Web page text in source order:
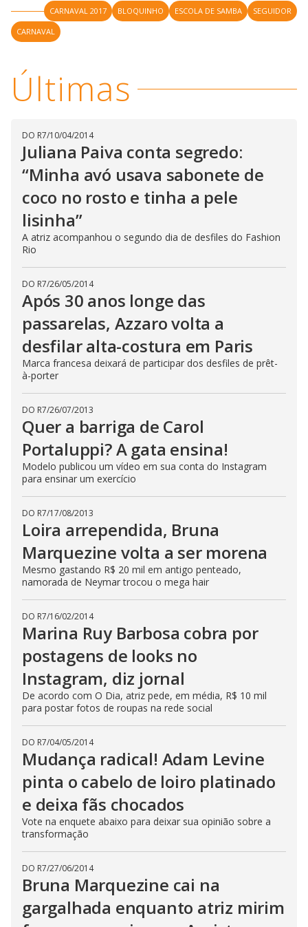
CARNAVAL 2017 BLOQUINHO ESCOLA DE SAMBA
SEGUIDOR
CARNAVAL
Últimas
DO R7/10/04/2014
Juliana Paiva conta segredo:
“Minha avó usava sabonete de
coco no rosto e tinha a pele
lisinha”
A atriz acompanhou o segundo dia de desfiles do Fashion
Rio
DO R7/26/05/2014
Após 30 anos longe das
passarelas, Azzaro volta a
desfilar alta-costura em Paris
Marca francesa deixará de participar dos desfiles de prêt-
à-porter
DO R7/26/07/2013
Quer a barriga de Carol
Portaluppi? A gata ensina!
Modelo publicou um vídeo em sua conta do Instagram
para ensinar um exercício
DO R7/17/08/2013
Loira arrependida, Bruna
Marquezine volta a ser morena
Mesmo gastando R$ 20 mil em antigo penteado,
namorada de Neymar trocou o mega hair
DO R7/16/02/2014
Marina Ruy Barbosa cobra por
postagens de looks no
Instagram, diz jornal
De acordo com O Dia, atriz pede, em média, R$ 10 mil
para postar fotos de roupas na rede social
DO R7/04/05/2014
Mudança radical! Adam Levine
pinta o cabelo de loiro platinado
e deixa fãs chocados
Vote na enquete abaixo para deixar sua opinião sobre a
transformação
DO R7/27/06/2014
Bruna Marquezine cai na
gargalhada enquanto atriz mirim